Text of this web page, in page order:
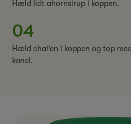
Hæld lidt ahornsirup i koppen.
04
Hæld chai’en i koppen og top
kanel.